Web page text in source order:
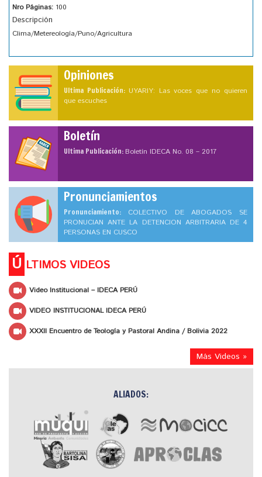
Nro Páginas: 100
Descripción
Clima/Metereología/Puno/Agricultura
Opiniones
Ultima Publicación: UYARIY: Las voces que no quieren
que escuches
Boletín
Ultima Publicación:Boletín IDECA No. 08 – 2017
Pronunciamientos
Pronunciamiento: COLECTIVO DE ABOGADOS SE
PRONUCIAN ANTE LA DETENCION ARBITRARIA DE 4
PERSONAS EN CUSCO
Ú LTIMOS VIDEOS
Video Institucional – IDECA PERÚ
VIDEO INSTITUCIONAL IDECA PERÚ
XXXII Encuentro de Teología y Pastoral Andina / Bolivia 2022
Más Videos »
ALIADOS: